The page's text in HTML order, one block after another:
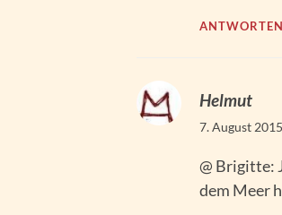
ANTWORTEN
Helmut
7. August
@ Brigitte:
dem Meer